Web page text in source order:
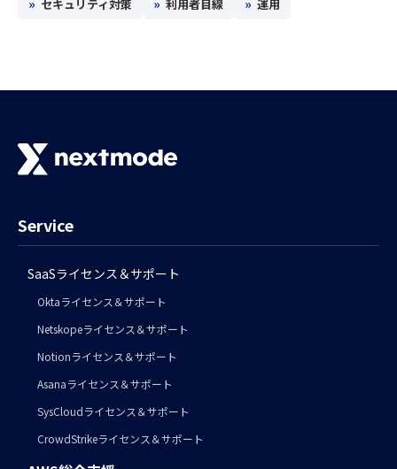
» セキュリティ対策 » 利用者目線 » 運用
Service
SaaSライセンス＆サポート
Oktaライセンス＆サポート
Netskopeライセンス＆サポート
Notionライセンス＆サポート
Asanaライセンス＆サポート
SysCloudライセンス＆サポート
CrowdStrikeライセンス＆サポート